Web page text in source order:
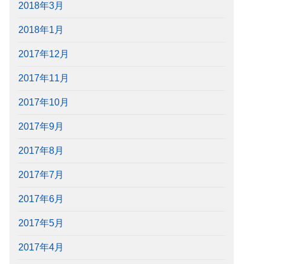
2018年3月
2018年1月
2017年12月
2017年11月
2017年10月
2017年9月
2017年8月
2017年7月
2017年6月
2017年5月
2017年4月